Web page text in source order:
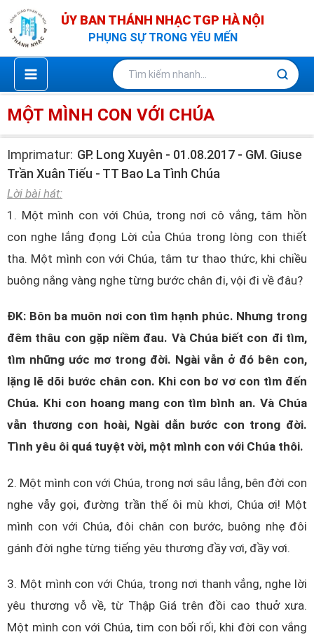
Nhảy
tới
nội
dung
ỦY BAN THÁNH NHẠC TGP HÀ NỘI
PHỤNG SỰ TRONG YÊU MẾN
MỘT MÌNH CON VỚI CHÚA
Imprimatur: GP. Long Xuyên - 01.08.2017 - GM. Giuse
Trần Xuân Tiếu - TT Bao La Tình Chúa
Lời bài hát:
1. Một mình con với Chúa, trong nơi cô vắng, tâm hồn
con nghe lắng đọng Lời của Chúa trong lòng con thiết
tha. Một mình con với Chúa, tâm tư thao thức, khi chiều
buông nắng vàng nghe từng bước chân đi, vội đi về đâu?
ĐK: Bôn ba muôn nơi con tìm hạnh phúc. Nhưng trong
đêm thâu con gặp niềm đau. Và Chúa biết con đi tìm,
tìm những ước mơ trong đời. Ngài vẫn ở đó bên con,
lặng lẽ dõi bước chân con. Khi con bơ vơ con tìm đến
Chúa. Khi con hoang mang con tìm bình an. Và Chúa
vẫn thương con hoài, Ngài dẫn bước con trong đời.
Tình yêu ôi quá tuyệt vời, một mình con với Chúa thôi.
2. Một mình con với Chúa, trong nơi sâu lắng, bên đời con
nghe vẫy gọi, đường trần thế ôi mù khơi, Chúa ơi! Một
mình con với Chúa, đôi chân con bước, buông nhẹ đôi
gánh đời nghe từng tiếng yêu thương đầy vơi, đầy vơi.
3. Một mình con với Chúa, trong nơi thanh vắng, nghe lời
yêu thương vỗ về, từ Thập Giá trên đồi cao thuở xưa.
Một mình con với Chúa, tim con bối rối, khi đời con vắng